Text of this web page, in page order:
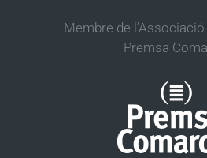
Membre de
Premsa